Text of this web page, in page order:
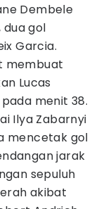
Dembele
dua gol
Garcia.
membuat
Lucas
menit 38.
Ilya Zabarnyi
mencetak gol
jarak
sepuluh
akibat